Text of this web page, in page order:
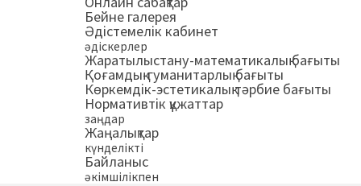
Бейне галерея
Әдістемелік кабинет
әдіскерлер
Жаратылыстану-математикалық бағыты
Қоғамдық-гуманитарлық бағыты
Көркемдік-эстетикалық тәрбие бағыты
Нормативтік құжаттар
заңдар
Жаңалықтар
күнделікті
Байланыс
әкімшілікпен